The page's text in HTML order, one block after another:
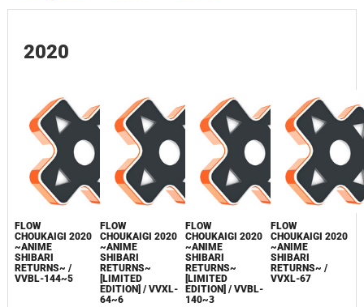
2020
FLOW
CHOUKAIGI 2020
~ANIME
SHIBARI
RETURNS~ /
VVBL-144~5
FLOW
CHOUKAIGI 2020
~ANIME
SHIBARI
RETURNS~
[LIMITED
EDITION] / VVXL-
64~6
FLOW
CHOUKAIGI 2020
~ANIME
SHIBARI
RETURNS~
[LIMITED
EDITION] / VVBL-
140~3
FLOW
CHOUKAIGI 2020
~ANIME
SHIBARI
RETURNS~ /
VVXL-67